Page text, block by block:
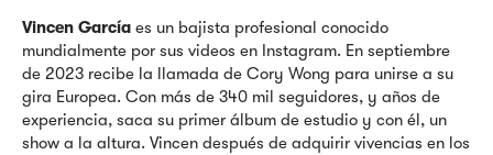
Vincen García es un bajista profesional conocido
mundialmente por sus videos en Instagram. En septiembre
de 2023 recibe la llamada de Cory Wong para unirse a su
gira Europea. Con más de 340 mil seguidores, y años de
experiencia, saca su primer álbum de estudio y con él, un
show a la altura. Vincen después de adquirir vivencias en los